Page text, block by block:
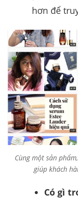
hơn để
Cùng một sản
giúp khách
Có gì